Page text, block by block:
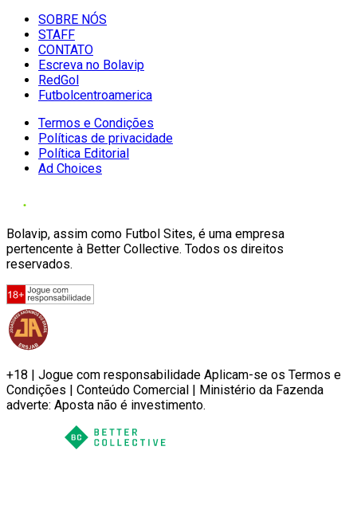
SOBRE NÓS
STAFF
CONTATO
Escreva no Bolavip
RedGol
Futbolcentroamerica
Termos e Condições
Políticas de privacidade
Política Editorial
Ad Choices
Bolavip, assim como Futbol Sites, é uma empresa
pertencente à Better Collective. Todos os direitos
reservados.
+18 | Jogue com responsabilidade Aplicam-se os Termos e
Condições | Conteúdo Comercial | Ministério da Fazenda
adverte: Aposta não é investimento.